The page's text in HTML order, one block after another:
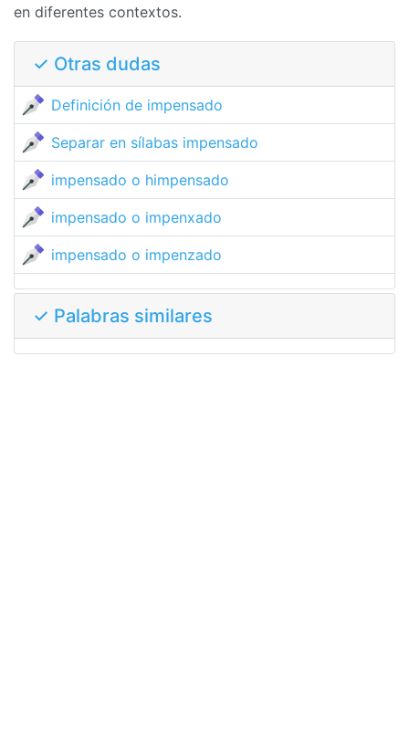
en diferentes contextos.
✓ Otras dudas
Definición de impensado
Separar en sílabas impensado
impensado o himpensado
impensado o impenxado
impensado o impenzado
✓ Palabras similares